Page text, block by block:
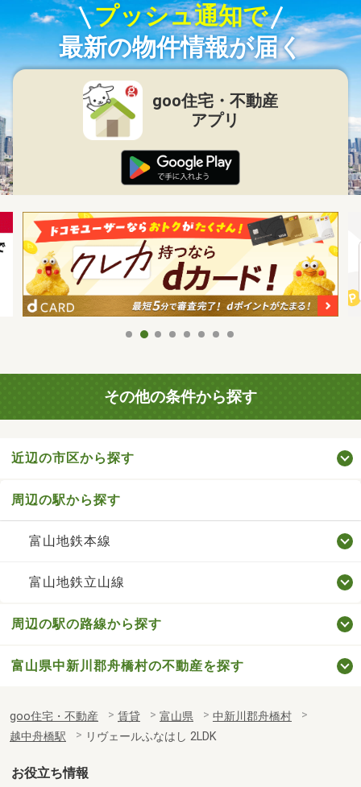
プッシュ通知で
最新の物件情報が届く
goo住宅・不動産
アプリ
その他の条件から探す
近辺の市区から探す
周辺の駅から探す
富山地鉄本線
富山地鉄立山線
周辺の駅の路線から探す
富山県中新川郡舟橋村の不動産を探す
goo住宅・不動産 賃貸 富山県
中新川郡舟橋村
越中舟橋駅
リヴェールふなはし 2LDK
お役立ち情報